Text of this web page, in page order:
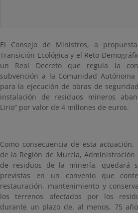
El Consejo de Ministros, a
Transición Ecológica y el Reto
un Real Decreto que regula la
subvención a la Comunidad
para la ejecución de obras de
instalación de residuos mineros
Lirio” por valor de 4 millones de euros.
Como consecuencia de esta
de la Región de Murcia,
de residuos de la minería, quedará
previstas en un convenio que
restauración, mantenimiento y
los terrenos afectados por los
durante un plazo de, al menos, 75